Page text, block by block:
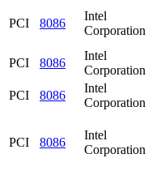
PCI 8086
Intel
Corporation
PCI 8086
Intel
Corporation
PCI
8086
Intel
Corporation
PCI 8086
Intel
Corporation